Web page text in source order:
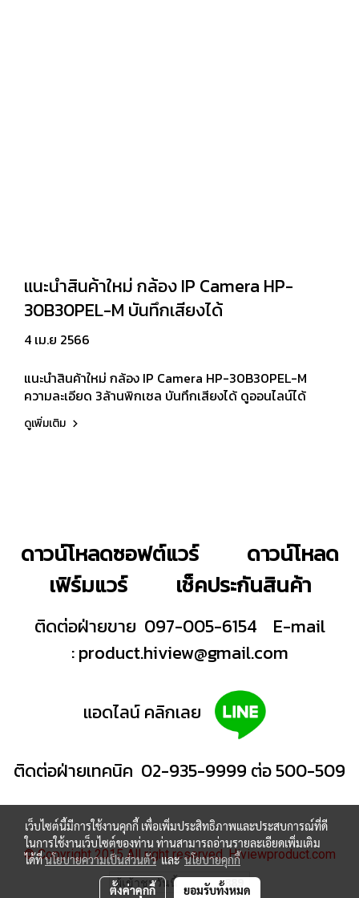
แนะนำสินค้าใหม่ กล้อง IP Camera HP-
30B30PEL-M บันทึกเสียงได้
4 เม.ย 2566
แนะนำสินค้าใหม่ กล้อง IP Camera HP-30B30PEL-M
ความละเอียด 3ล้านพิกเซล บันทึกเสียงได้ ดูออนไลน์ได้
ดูเพิ่มเติม
ดาวน์โหลดซอฟต์แวร์
ดาวน์โหลด
เฟิร์มแวร์
เช็คประกันสินค้า
ติดต่อฝ่ายขาย 097-005-6154
E-mail
:product.hiview@gmail.com
แอดไลน์ คลิกเลย
ติดต่อฝ่ายเทคนิค 02-935-9999 ต่อ 500-509
© Copyright 2015 All right reserved. Hiviewproduct.com
ผู้เข้าชมวันนี้
889
เว็บไซต์นี้มีการใช้งานคุกกี้ เพื่อเพิ่มประสิทธิภาพและประสบการณ์ที่ดี
ในการใช้งานเว็บไซต์ของท่าน ท่านสามารถอ่านรายละเอียดเพิ่มเติม
ได้ที่นโยบายความเป็นส่วนตัวและนโยบายคุกกี้
ตั้งค่าคุกกี้ ยอมรับทั้งหมด